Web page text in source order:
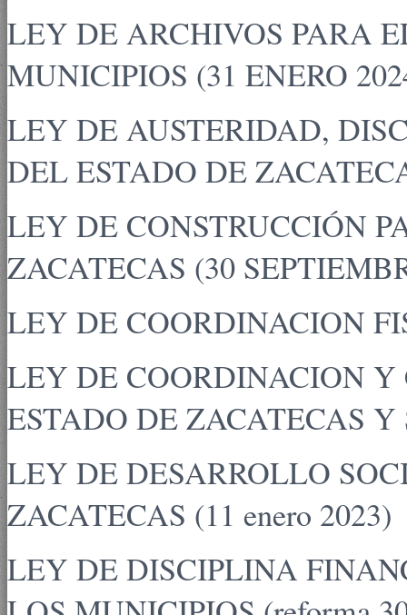
LEY DE ARCHIVOS PARA
MUNICIPIOS (31 ENERO
LEY DE AUSTERIDAD,
DEL ESTADO DE
LEY DE CONSTRUCCIÓN
ZACATECAS (30
LEY DE COORDINACION
LEY DE COORDINACION
ESTADO DE ZACATECAS
LEY DE DESARROLLO
ZACATECAS (11 enero 2023)
LEY DE DISCIPLINA